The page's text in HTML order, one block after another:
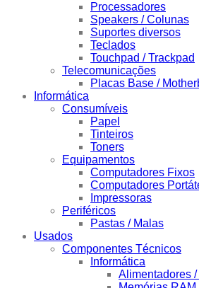
Processadores
Speakers / Colunas
Suportes diversos
Teclados
Touchpad / Trackpad
Telecomunicações
Placas Base /
Informática
Consumíveis
Papel
Tinteiros
Toners
Equipamentos
Computadores Fixos
Computadores
Impressoras
Periféricos
Pastas / Malas
Usados
Componentes Técnicos
Informática
Alimentadores